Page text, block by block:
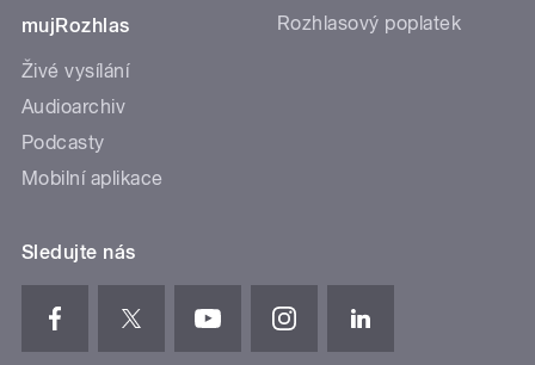
mujRozhlas
Živé vysílání
Audioarchiv
Podcasty
Mobilní aplikace
Rozhlasový poplatek
Sledujte nás